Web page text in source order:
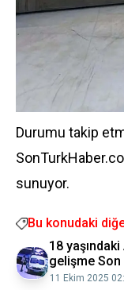
Durumu takip
sunuyor.
Bu konudaki
18
gelişme
11 Ekim 2025